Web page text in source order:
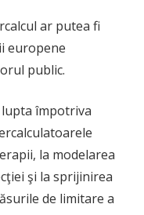
ar putea fi
europene
public.
împotriva
la modelarea
şi la sprijinirea
de limitare a